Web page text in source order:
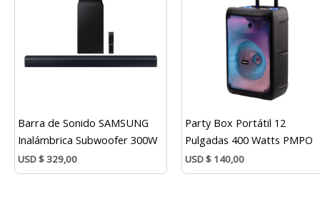
Barra de Sonido SAMSUNG
Inalámbrica Subwoofer 300W
USD$329,00
Party Box Portátil 12
Pulgadas 400 Watts PMPO
USD$ 140,00